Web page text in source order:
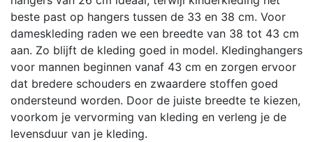
beste past op hangers tussen de 33 en 38 cm. Voor
dameskleding raden we een breedte van 38 tot 43 cm
aan. Zo blijft de kleding goed in model. Kledinghangers
voor mannen beginnen vanaf 43 cm en zorgen ervoor
dat bredere schouders en zwaardere stoffen goed
ondersteund worden. Door de juiste breedte te kiezen,
voorkom je vervorming van kleding en verleng je de
levensduur van je kleding.